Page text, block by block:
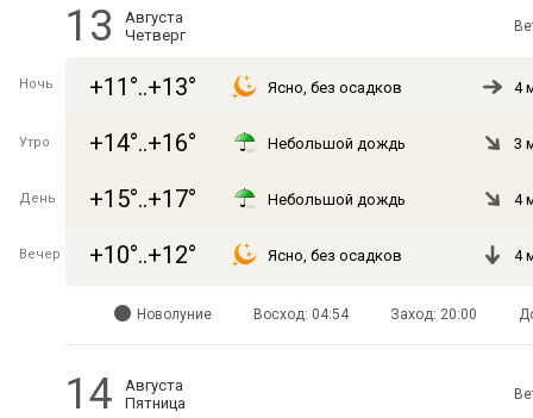
13
Августа
Четверг
Ночь +11°..+13° Ясно, без осадков 4
Утро +14°..+16° Небольшой дождь 3
День +15°..+17° Небольшой дождь 4
Вечер +10°..+12° Ясно, без осадков 4
Новолуние Восход: 04:54 Заход: 20:00
14
Августа
Пятница